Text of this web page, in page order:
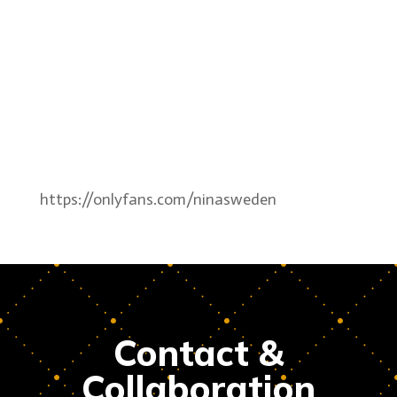
https://onlyfans.com/ninasweden
Contact &